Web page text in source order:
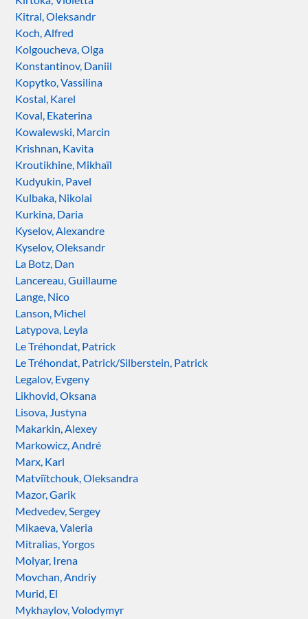
Kitral, Oleksandr
Koch, Alfred
Kolgoucheva, Olga
Konstantinov, Daniil
Kopytko, Vassilina
Kostal, Karel
Koval, Ekaterina
Kowalewski, Marcin
Krishnan, Kavita
Kroutikhine, Mikhaïl
Kudyukin, Pavel
Kulbaka, Nikolai
Kurkina, Daria
Kyselov, Alexandre
Kyselov, Oleksandr
La Botz, Dan
Lancereau, Guillaume
Lange, Nico
Lanson, Michel
Latypova, Leyla
Le Tréhondat, Patrick
Le Tréhondat, Patrick/Silberstein, Patrick
Legalov, Evgeny
Likhovid, Oksana
Lisova, Justyna
Makarkin, Alexey
Markowicz, André
Marx, Karl
Matviïtchouk, Oleksandra
Mazor, Garik
Medvedev, Sergey
Mikaeva, Valeria
Mitralias, Yorgos
Molyar, Irena
Movchan, Andriy
Murid, El
Mykhaylov, Volodymyr